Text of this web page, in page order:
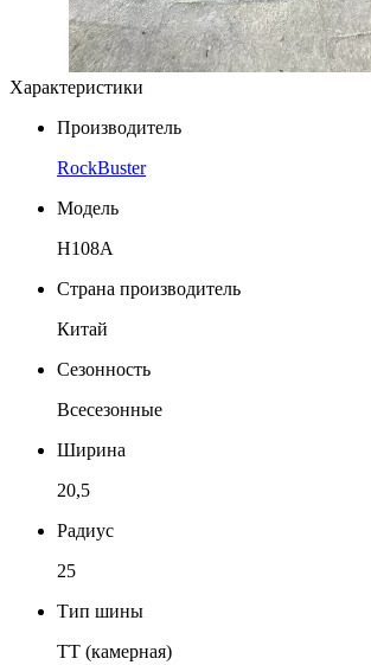
Характеристики
Производитель
RockBuster
Модель
Н108A
Страна производитель
Китай
Сезонность
Всесезонные
Ширина
20,5
Радиус
25
Тип шины
TT (камерная)